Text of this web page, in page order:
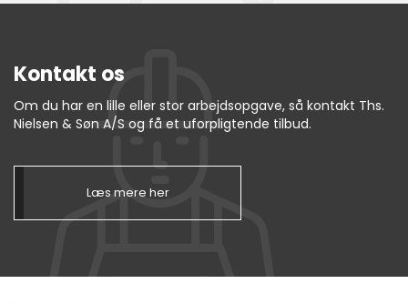
Kontakt os
Om du har en lille eller stor arbejdsopgave, så kontakt Ths.
Nielsen & Søn A/S og få et uforpligtende tilbud.
Læs mere her